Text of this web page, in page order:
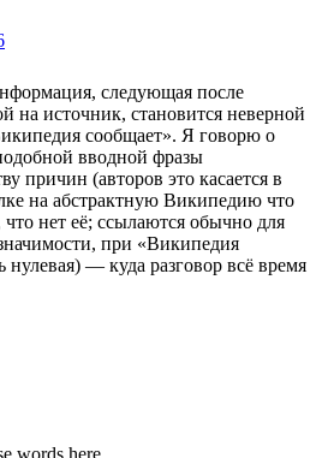
следующая после
на источник, становится неверной
сообщает». Я говорю о
вводной фразы
причин (авторов это касается в
на абстрактную Википедию что
нет её; ссылаются обычно для
при «Википедия
нулевая) — куда разговор всё время
words here